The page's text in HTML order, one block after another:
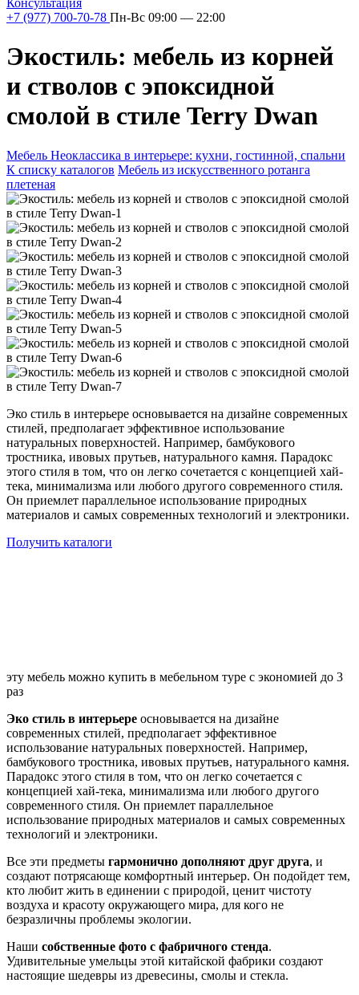
Консультация
+7 (977) 700-70-78 Пн-Вс 09:00 — 22:00
Экостиль: мебель из корней
и стволов с эпоксидной
смолой в стиле Terry Dwan
Мебель Неоклассика в интерьере: кухни, гостинной, спальни
К списку каталогов Мебель из искусственного ротанга
плетеная
Эко стиль в интерьере основывается на дизайне современных
стилей, предполагает эффективное использование
натуральных поверхностей. Например, бамбукового
тростника, ивовых прутьев, натурального камня. Парадокс
этого стиля в том, что он легко сочетается с концепцией хай-
тека, минимализма или любого другого современного стиля.
Он приемлет параллельное использование природных
материалов и самых современных технологий и электроники.
Получить каталоги
эту мебель можно купить в мебельном туре с экономией до 3
раз
Эко стиль в интерьере основывается на дизайне
современных стилей, предполагает эффективное
использование натуральных поверхностей. Например,
бамбукового тростника, ивовых прутьев, натурального камня.
Парадокс этого стиля в том, что он легко сочетается с
концепцией хай-тека, минимализма или любого другого
современного стиля. Он приемлет параллельное
использование природных материалов и самых современных
технологий и электроники.
Все эти предметы гармонично дополняют друг друга, и
создают потрясающе комфортный интерьер. Он подойдет тем,
кто любит жить в единении с природой, ценит чистоту
воздуха и красоту окружающего мира, для кого не
безразличны проблемы экологии.
Наши собственные фото с фабричного стенда.
Удивительные умельцы этой китайской фабрики создают
настоящие шедевры из древесины, смолы и стекла.